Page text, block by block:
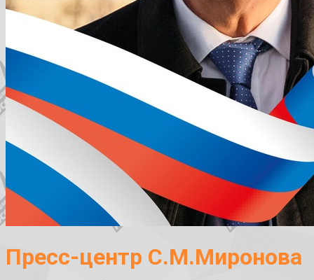
Пресс-центр С.М.Миронова